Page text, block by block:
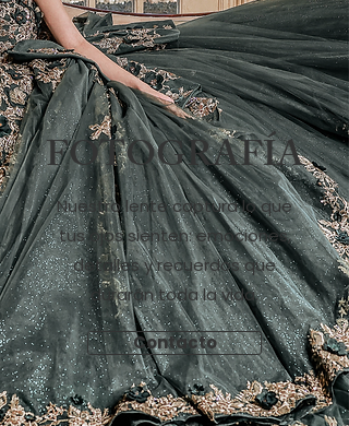
FOTOGRAFÍA
Nuestro lente captura lo que
tus ojos sienten: emociones,
detalles y recuerdos que
durarán toda la vida.
Contacto